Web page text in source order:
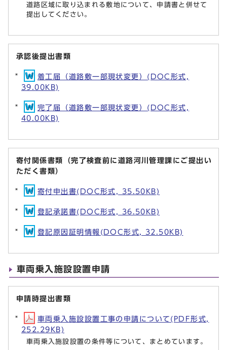
道路区域に取り込まれる敷地について、申請書と併せて
提出してください。
承認後提出書類
着工届（道路敷一部現状変更）(DOC形式,
39.00KB)
完了届（道路敷一部現状変更）(DOC形式,
40.00KB)
寄付関係書類（完了検査前に道路河川管理課にご提出い
ただく書類）
寄付申出書(DOC形式, 35.50KB)
登記承諾書(DOC形式, 36.50KB)
登記原因証明情報(DOC形式, 32.50KB)
車両乗入施設設置申請
申請時提出書類
車両乗入施設設置工事の申請について(PDF形式,
252.29KB)
車両乗入施設設置の条件等について、まとめています。